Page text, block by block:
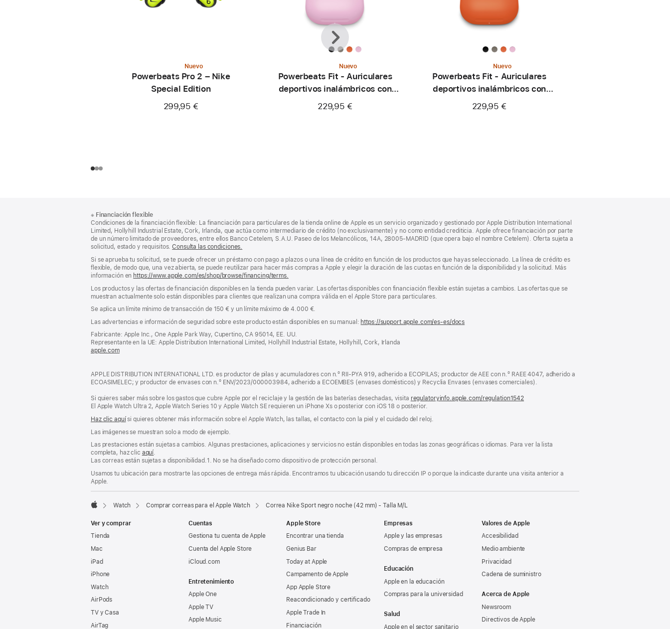
Nuevo
Powerbeats Pro 2 – Nike
Special Edition
299,95 €
Nuevo
Powerbeats Fit - Auriculares
deportivos inalámbricos con
ajuste seguro - Rosa eléctrico
229,95 €
Nuevo
Powerbeats Fit - Auriculares
deportivos inalámbricos con
ajuste seguro - Naranja
eléctrico
229,95 €
Anterior
Siguiente
a
pie
de
página
al
pie
※ Financiación flexible
Condiciones de la financiación flexible: La financiación para particulares de la tienda online de Apple es un servicio organizado y gestionado por Apple Distribution International
Limited, Hollyhill Industrial Estate, Cork, Irlanda, que actúa como intermediario de crédito (no exclusivamente) y no como entidad crediticia. Apple ofrece financiación por parte
de un número limitado de proveedores, entre ellos Banco Cetelem, S.A.U. Paseo de los Melancólicos, 14A, 28005-MADRID (que opera bajo el nombre Cetelem). Oferta sujeta a
solicitud, estado y requisitos.Consulta las condiciones.
Si se aprueba tu solicitud, se te puede ofrecer un préstamo con pago a plazos o una línea de crédito en función de los productos que hayas seleccionado. La línea de crédito es
flexible, de modo que, una vez abierta, se puede reutilizar para hacer más compras a Apple y elegir la duración de las cuotas en función de la disponibilidad y la solicitud. Más
información en https://www.apple.com/es/shop/browse/financing/terms.
Los productos y las ofertas de financiación disponibles en la tienda pueden variar. Las ofertas disponibles con financiación flexible están sujetas a cambios. Las ofertas que se
muestran actualmente solo están disponibles para clientes que realizan una compra válida en el Apple Store para particulares.
Se aplica un límite mínimo de transacción de 150 € y un límite máximo de 4.000 €.
Las advertencias e información de seguridad sobre este producto están disponibles en su manual: https://support.apple.com/es-es/docs
Fabricante: Apple Inc., One Apple Park Way, Cupertino, CA 95014, EE. UU.
Representante en la UE: Apple Distribution International Limited, Hollyhill Industrial Estate, Hollyhill, Cork, Irlanda
apple.com(se
una
ventana
APPLE DISTRIBUTION INTERNATIONAL LTD. es productor de pilas y acumuladores con n.º RII-PYA 919, adherido a ECOPILAS; productor de AEE con n.º RAEE 4047, adherido a
ECOASIMELEC; y productor de envases con n.º ENV/2023/000003984, adherido a ECOEMBES (envases domésticos) y Recyclia Envases (envases comerciales).
Si quieres saber más sobre los gastos que cubre Apple por el reciclaje y la gestión de las baterías desechadas, visita regulatoryinfo.apple.com/regulation1542
El Apple Watch Ultra 2, Apple Watch Series 10 y Apple Watch SE requieren un iPhone Xs o posterior con iOS 18 o posterior.
Haz clic aquísi quieres obtener más información sobre el Apple Watch, las tallas, el contacto con la piel y el cuidado del reloj.
Las imágenes se muestran solo a modo de ejemplo.
Las prestaciones están sujetas a cambios. Algunas prestaciones, aplicaciones y servicios no están disponibles en todas las zonas geográficas o idiomas. Para ver la lista
completa, haz clic aquí.
Las correas están sujetas a disponibilidad.1. No se ha diseñado como dispositivo de protección personal.
Usamos tu ubicación para mostrarte las opciones de entrega más rápida. Encontramos tu ubicación usando tu dirección IP o porque la indicaste durante una visita anterior a
Apple.
Watch Comprar correas para el Apple Watch Correa Nike Sport negro noche (42 mm) - Talla M/L
Ver y comprar
Tienda
Mac
iPad
iPhone
Watch
AirPods
TV y Casa
AirTag
Cuentas
Gestiona tu cuenta de Apple
Cuenta del Apple Store
iCloud.com
Entretenimiento
Apple One
Apple TV
Apple Music
Apple Store
Encontrar una tienda
Genius Bar
Today at Apple
Campamento de Apple
App Apple Store
Reacondicionado y certificado
Apple Trade In
Financiación
Empresas
Apple y las empresas
Compras de empresa
Educación
Apple en la educación
Compras para la universidad
Salud
Apple en el sector sanitario
Valores de Apple
Accesibilidad
Medio ambiente
Privacidad
Cadena de suministro
Acerca de Apple
Newsroom
Directivos de Apple